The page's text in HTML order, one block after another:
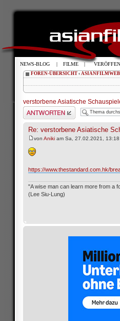
FOREN-ÜBERSICHT ‹ ASIANFILMWEB
verstorbene Asiatische
Antwort schreiben
Re: verstorbene Asiatische
von Aniki am Sa, 27.02.2021, 13:18
https://www.thestandard.com.hk/
"A wise man can learn more from a
(Lee Siu-Lung)
NEWS-BLOG | FILME |